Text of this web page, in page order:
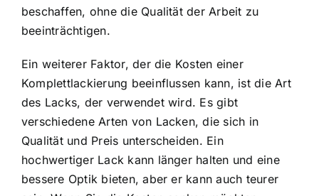
beschaffen, ohne die Qualität der Arbeit zu
beeinträchtigen.
Ein weiterer Faktor, der die Kosten einer
Komplettlackierung beeinflussen kann, ist die Art
des Lacks, der verwendet wird. Es gibt
verschiedene Arten von Lacken, die sich in
Qualität und Preis unterscheiden. Ein
hochwertiger Lack kann länger halten und eine
bessere Optik bieten, aber er kann auch teurer